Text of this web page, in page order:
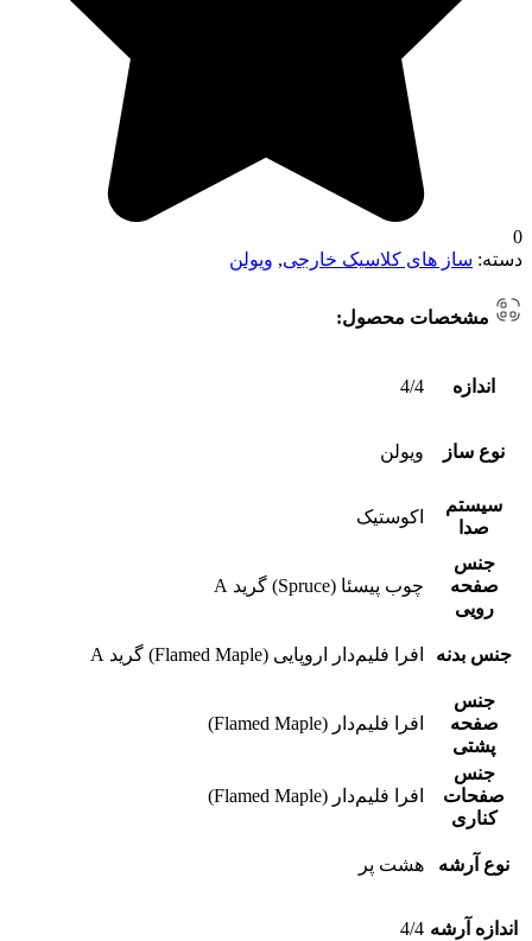
0
دسته: ساز های کلاسیک خارجی, ویولن
مشخصات محصول:
اندازه 4/4
نوع ساز ویولن
سیستم
صدا
اکوستیک
جنس
صفحه
رویی
چوب پیسئا (Spruce) گرید A
جنس بدنه افرا فلیم‌دار اروپایی (Flamed Maple) گرید A
جنس
صفحه
پشتی
افرا فلیم‌دار (Flamed Maple)
جنس
صفحات
کناری
افرا فلیم‌دار (Flamed Maple)
نوع آرشه هشت پر
اندازه آرشه 4/4